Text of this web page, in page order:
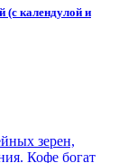
(с календулой и
зерен,
Кофе богат